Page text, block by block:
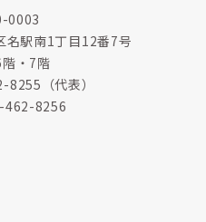
0003
名駅南1丁目12番7号
・7階
8255 （代表）
462-8256